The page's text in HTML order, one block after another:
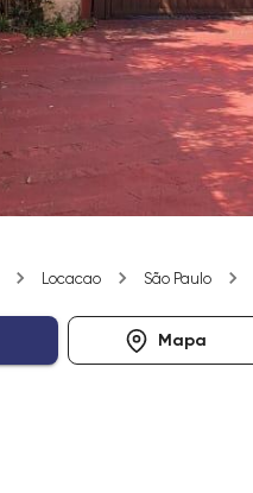
Locacao São Paulo
Mapa